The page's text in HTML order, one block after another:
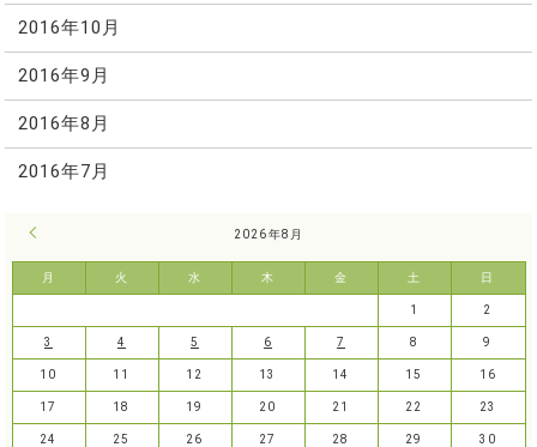
2016年10月
2016年9月
2016年8月
2016年7月
2026年8月
月 火 水 木 金 土 日
1 2
3 4 5 6 7 8 9
10 11 12 13 14 15 16
17 18 19 20 21 22 23
24 25 26 27 28 29 30